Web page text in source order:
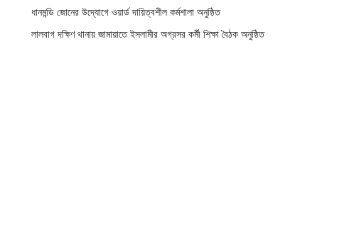
ধানমন্ডি জোনের উদ্যোগে ওয়ার্ড দায়িত্বশীল কর্মশালা অনুষ্ঠিত
লালবাগ দক্ষিণ থানায় জামায়াতে ইসলামীর অগ্রসর কর্মী শিক্ষা বৈঠক অনুষ্ঠিত